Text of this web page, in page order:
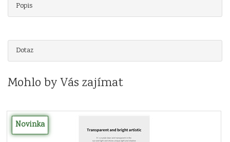
Popis
Dotaz
Mohlo by Vás zajímat
Novinka